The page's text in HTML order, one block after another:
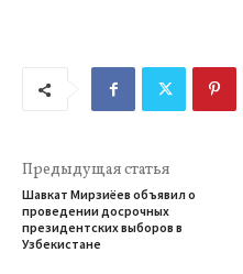
Предыдущая статья
Шавкат Мирзиёев объявил о
проведении досрочных
президентских выборов в
Узбекистане